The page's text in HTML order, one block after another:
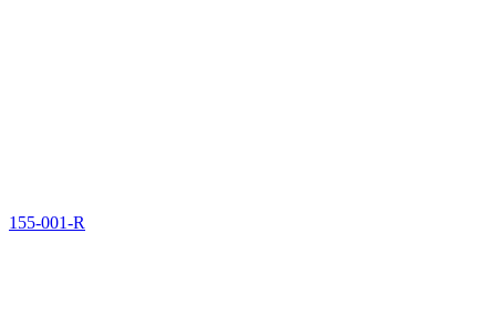
155-001-R